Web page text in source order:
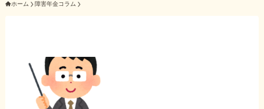
サポート料金について
ご相談事例をみる
外出困難でもOK
ホーム 障害年金コラム